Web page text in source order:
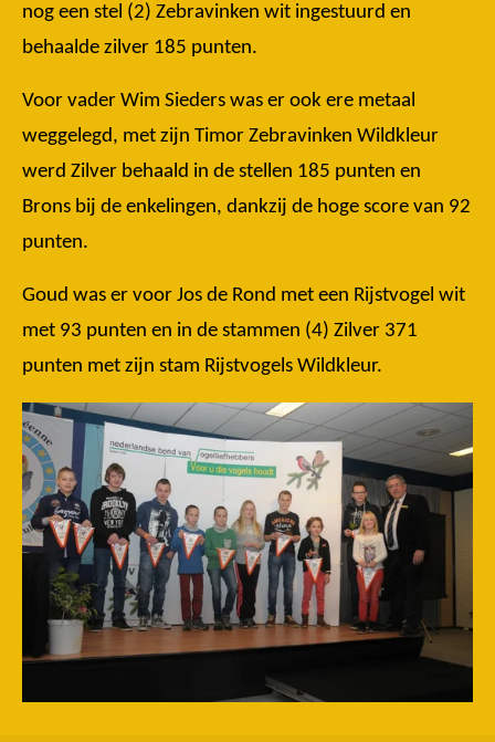
nog een stel (2) Zebravinken wit ingestuurd en
behaalde zilver 185 punten.
Voor vader Wim Sieders was er ook ere metaal
weggelegd, met zijn Timor Zebravinken Wildkleur
werd Zilver behaald in de stellen 185 punten en
Brons bij de enkelingen, dankzij de hoge score van 92
punten.
Goud was er voor Jos de Rond met een Rijstvogel wit
met 93 punten en in de stammen (4) Zilver 371
punten met zijn stam Rijstvogels Wildkleur.